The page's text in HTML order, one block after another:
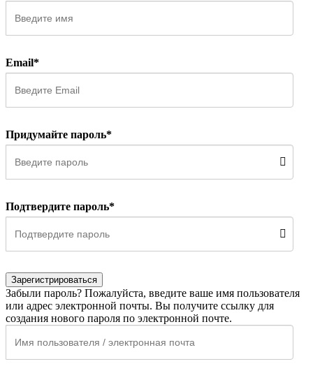
Email*
Придумайте пароль*
Подтвердите пароль*
Зарегистрироваться
Забыли пароль? Пожалуйста, введите ваше имя пользователя
или адрес электронной почты. Вы получите ссылку для
создания нового пароля по электронной почте.